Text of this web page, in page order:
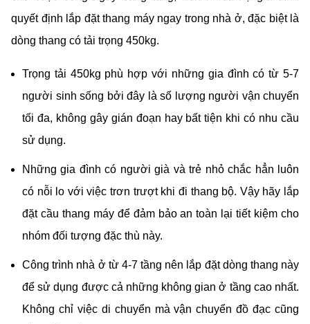
quyết định lắp đặt thang máy ngay trong nhà ở, đặc biệt là
dòng thang có tải trọng 450kg.
Trọng tải 450kg phù hợp với những gia đình có từ 5-7
người sinh sống bởi đây là số lượng người vận chuyển
tối đa, không gây gián đoạn hay bất tiện khi có nhu cầu
sử dụng.
Những gia đình có người già và trẻ nhỏ chắc hẳn luôn
có nỗi lo với việc trơn trượt khi đi thang bộ. Vậy hãy lắp
đặt cầu thang máy để đảm bảo an toàn lại tiết kiệm cho
nhóm đối tượng đặc thù này.
Công trình nhà ở từ 4-7 tầng nên lắp đặt dòng thang này
để sử dụng được cả những không gian ở tầng cao nhất.
Không chỉ việc di chuyển mà vận chuyển đồ đạc cũng